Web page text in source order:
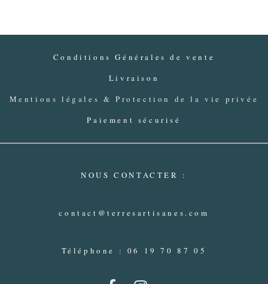
Conditions Générales de vente
Livraison
Mentions légales & Protection de la vie privée
Paiement sécurisé
NOUS CONTACTER :
contact@terresartisanes.com
Téléphone : 06 19 70 87 05